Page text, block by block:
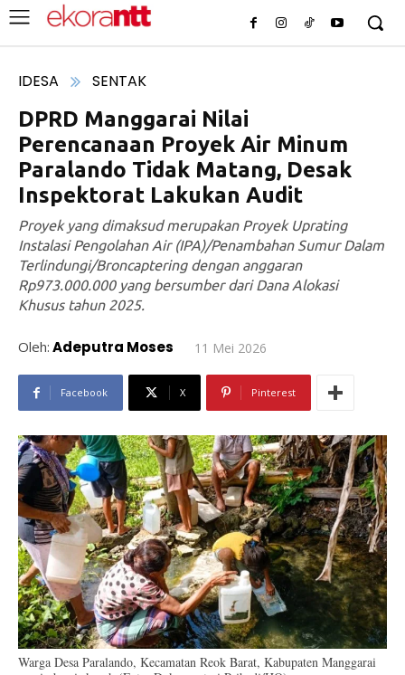
IDESA SENTAK
DPRD Manggarai Nilai
Perencanaan Proyek Air Minum
Paralando Tidak Matang, Desak
Inspektorat Lakukan Audit
Proyek yang dimaksud merupakan Proyek Uprating
Instalasi Pengolahan Air (IPA)/Penambahan Sumur Dalam
Terlindungi/Broncaptering dengan anggaran
Rp973.000.000 yang bersumber dari Dana Alokasi
Khusus tahun 2025.
Oleh: Adeputra Moses 11 Mei 2026
Facebook X Pinterest
Warga Desa Paralando, Kecamatan Reok Barat, Kabupaten Manggarai